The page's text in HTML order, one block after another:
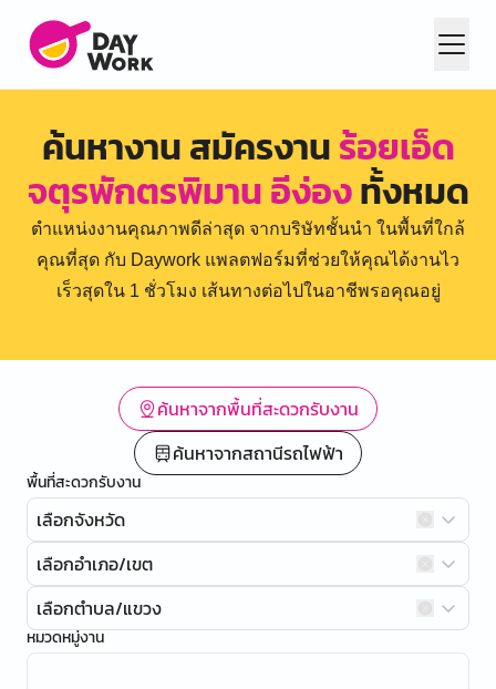
ค้นหางาน สมัครงานร้อยเอ็ด
จตุรพักตรพิมาน อีง่องทั้งหมด
ตำแหน่งงานคุณภาพดีล่าสุด จากบริษัทชั้นนำ ในพื้นที่ใกล้
คุณที่สุด กับ Daywork แพลตฟอร์มที่ช่วยให้คุณได้งานไว
เร็วสุดใน 1 ชั่วโมง เส้นทางต่อไปในอาชีพรอคุณอยู่
ค้นหาจากพื้นที่สะดวกรับงาน
ค้นหาจากสถานีรถไฟฟ้า
พื้นที่สะดวกรับงาน
เลือกจังหวัด
เลือกอำเภอ/เขต
เลือกตำบล/แขวง
หมวดหมู่งาน